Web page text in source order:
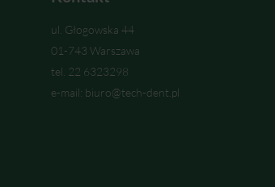
ul. Głogowska 44
01-743 Warszawa
tel. 22 6323298
e-mail: biuro@tech-dent.pl